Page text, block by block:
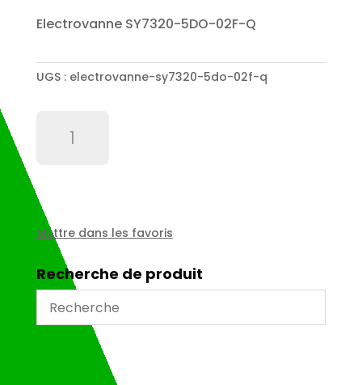
Electrovanne SY7320-5DO-02F-Q
UGS : electrovanne-sy7320-5do-02f-q
5DO-
02F-
Q
Mettre dans les favoris
Recherche de produit